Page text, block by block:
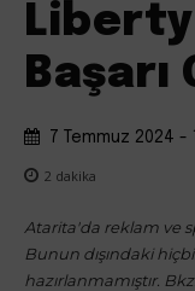
Liberty
Başarı
7 Temmuz 2024 -
2 dakika
Atarita'da reklam ve
Bunun dışındaki
hazırlanmamıştır.